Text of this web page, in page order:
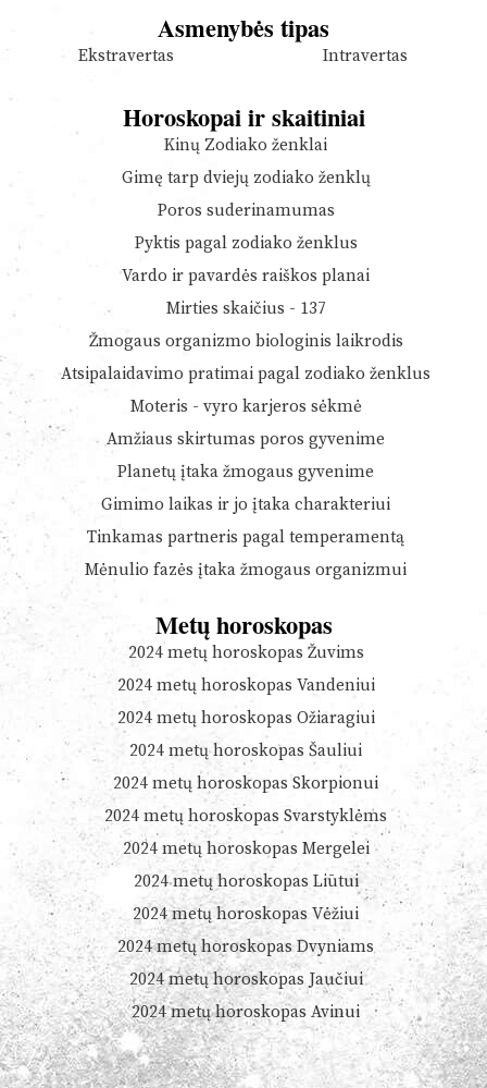
Asmenybės tipas
Ekstravertas Intravertas
Horoskopai ir skaitiniai
Kinų Zodiako ženklai
Gimę tarp dviejų zodiako ženklų
Poros suderinamumas
Pyktis pagal zodiako ženklus
Vardo ir pavardės raiškos planai
Mirties skaičius - 137
Žmogaus organizmo biologinis laikrodis
Atsipalaidavimo pratimai pagal zodiako ženklus
Moteris - vyro karjeros sėkmė
Amžiaus skirtumas poros gyvenime
Planetų įtaka žmogaus gyvenime
Gimimo laikas ir jo įtaka charakteriui
Tinkamas partneris pagal temperamentą
Mėnulio fazės įtaka žmogaus organizmui
Metų horoskopas
2024 metų horoskopas Žuvims
2024 metų horoskopas Vandeniui
2024 metų horoskopas Ožiaragiui
2024 metų horoskopas Šauliui
2024 metų horoskopas Skorpionui
2024 metų horoskopas Svarstyklėms
2024 metų horoskopas Mergelei
2024 metų horoskopas Liūtui
2024 metų horoskopas Vėžiui
2024 metų horoskopas Dvyniams
2024 metų horoskopas Jaučiui
2024 metų horoskopas Avinui